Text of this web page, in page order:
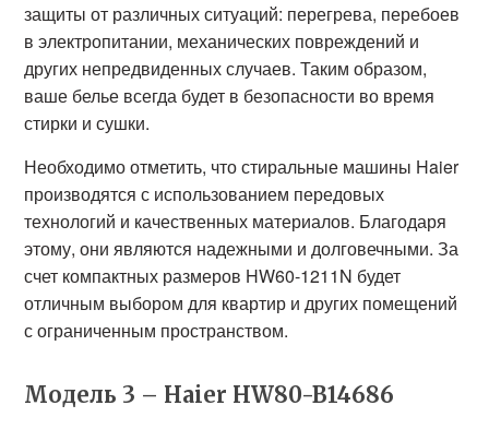
защиты от различных ситуаций: перегрева, перебоев
в электропитании, механических повреждений и
других непредвиденных случаев. Таким образом,
ваше белье всегда будет в безопасности во время
стирки и сушки.
Необходимо отметить, что стиральные машины Haier
производятся с использованием передовых
технологий и качественных материалов. Благодаря
этому, они являются надежными и долговечными. За
счет компактных размеров HW60-1211N будет
отличным выбором для квартир и других помещений
с ограниченным пространством.
Модель 3 – Haier HW80-B14686